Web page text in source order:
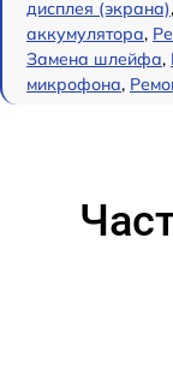
дисплея (экрана),
аккумулятора,
Замена шлейфа,
микрофона,